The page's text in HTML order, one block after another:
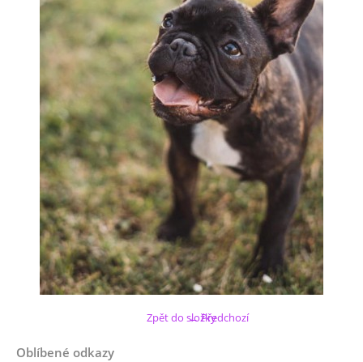
← Předchozí
Zpět do složky
Oblíbené odkazy